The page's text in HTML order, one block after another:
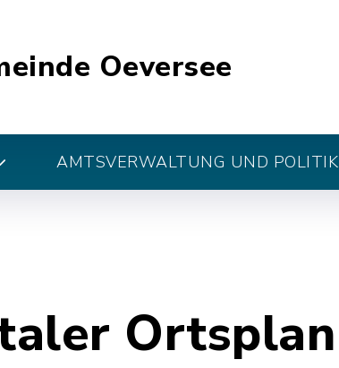
Oeversee
AMTSVERWALTUNG UND POLITIK
Ortsplan